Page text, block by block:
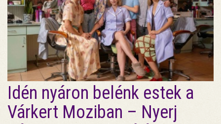
Idén nyáron belénk estek a
Várkert Moziban – Nyerj